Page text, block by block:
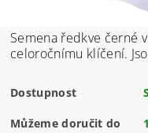
Semena ředkve černé
celoročnímu klíčení.
Dostupnost
Můžeme doručit do